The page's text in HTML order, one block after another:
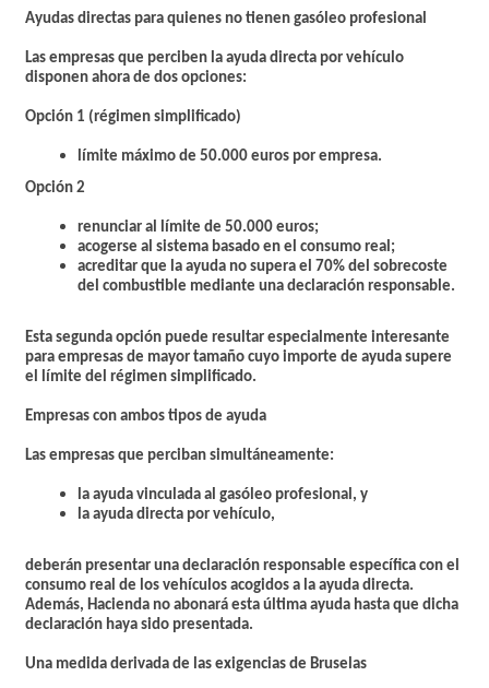
Ayudas directas para quienes no tienen gasóleo profesional
Las empresas que perciben la ayuda directa por vehículo
disponen ahora de dos opciones:
Opción 1 (régimen simplificado)
límite máximo de 50.000 euros por empresa.
Opción 2
renunciar al límite de 50.000 euros;
acogerse al sistema basado en el consumo real;
acreditar que la ayuda no supera el 70% del sobrecoste
del combustible mediante una declaración responsable.
Esta segunda opción puede resultar especialmente interesante
para empresas de mayor tamaño cuyo importe de ayuda supere
el límite del régimen simplificado.
Empresas con ambos tipos de ayuda
Las empresas que perciban simultáneamente:
la ayuda vinculada al gasóleo profesional, y
la ayuda directa por vehículo,
deberán presentar una declaración responsable específica con el
consumo real de los vehículos acogidos a la ayuda directa.
Además, Hacienda no abonará esta última ayuda hasta que dicha
declaración haya sido presentada.
Una medida derivada de las exigencias de Bruselas